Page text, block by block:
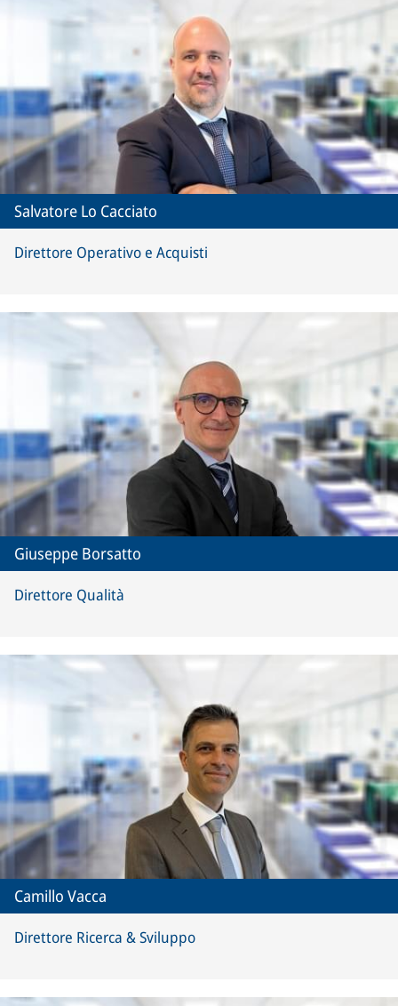
Salvatore Lo Cacciato
Direttore Operativo e Acquisti
Giuseppe Borsatto
Direttore Qualità
Camillo Vacca
Direttore Ricerca & Sviluppo